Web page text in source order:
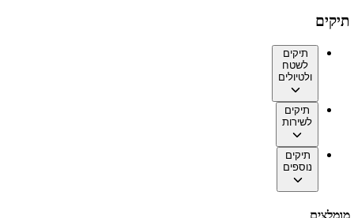
תיקים
תיקים
לשטח
ולטיולים
תיקים
לשירות
תיקים
נוספים
מומלצים